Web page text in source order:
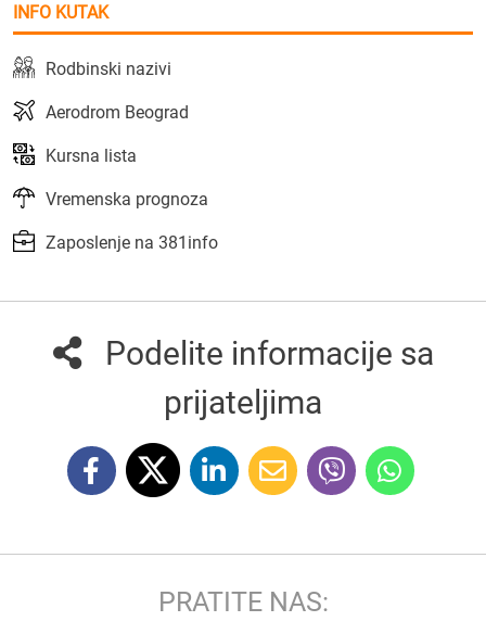
INFO KUTAK
Rodbinski nazivi
Aerodrom Beograd
Kursna lista
Vremenska prognoza
Zaposlenje na 381info
Podelite informacije sa
prijateljima
PRATITE NAS: